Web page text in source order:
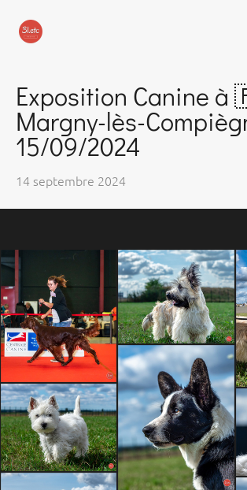
Exposition Canine
Margny-lès-
15/09/2024
14 septembre 2024